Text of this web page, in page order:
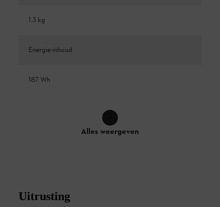
1.3 kg
Energie-inhoud
187 Wh
Alles weergeven
Uitrusting